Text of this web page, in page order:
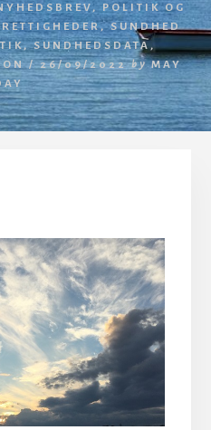
, POLITIK OG
,SUNDHED
,SUNDHEDSDATA,
/ 26/09/2022 by MAY